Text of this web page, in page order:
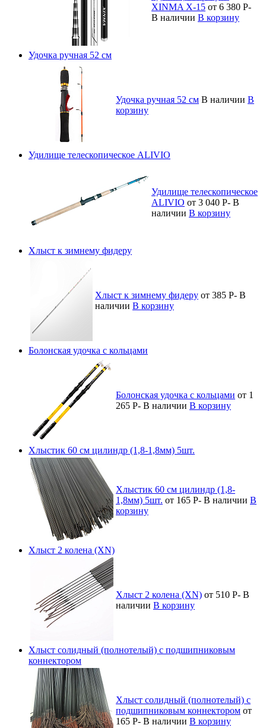
XINMA X-15 от 6 380 Р-
В наличии В корзину
Удочка ручная 52 см
Удочка ручная 52 см В наличии В
корзину
Удилище телескопическое ALIVIO
Удилище телескопическое
ALIVIO от 3 040 Р- В
наличии В корзину
Хлыст к зимнему фидеру
Хлыст к зимнему фидеру от 385 Р- В
наличии В корзину
Болонская удочка с кольцами
Болонская удочка с кольцами от 1
265 Р- В наличии В корзину
Хлыстик 60 см цилиндр (1,8-1,8мм) 5шт.
Хлыстик 60 см цилиндр (1,8-
1,8мм) 5шт. от 165 Р- В наличии В
корзину
Хлыст 2 колена (XN)
Хлыст 2 колена (XN) от 510 Р- В
наличии В корзину
Хлыст солидный (полнотелый) с подшипниковым
коннектором
Хлыст солидный (полнотелый) с
подшипниковым коннектором от
165 Р- В наличии В корзину